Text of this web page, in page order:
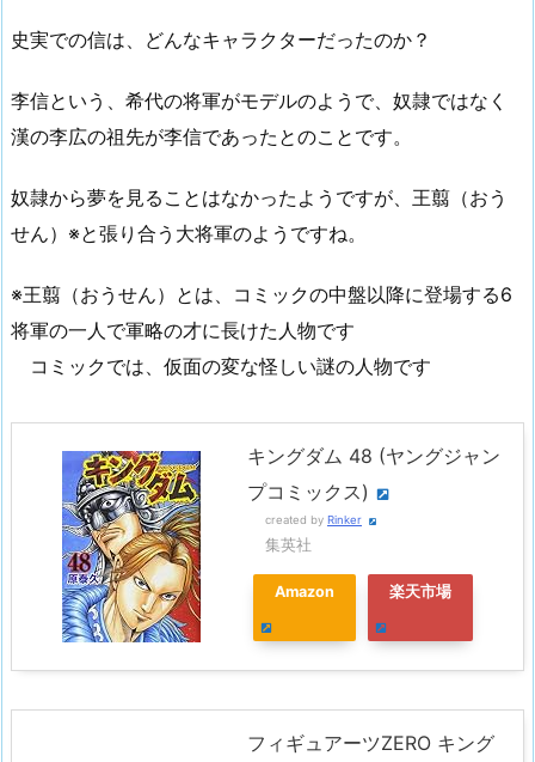
史実での信は、どんなキャラクターだったのか？
李信という、希代の将軍がモデルのようで、奴隷ではなく
漢の李広の祖先が李信であったとのことです。
奴隷から夢を見ることはなかったようですが、王翦（おう
せん）※と張り合う大将軍のようですね。
※王翦（おうせん）とは、コミックの中盤以降に登場する6
将軍の一人で軍略の才に長けた人物です
コミックでは、仮面の変な怪しい謎の人物です
キングダム 48 (ヤングジャン
プコミックス)
created by Rinker
集英社
Amazon 楽天市場
フィギュアーツZERO キング